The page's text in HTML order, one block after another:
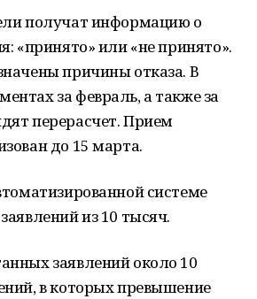
получат информацию о
«принято» или «не принято».
причины отказа. В
за февраль, а также за
перерасчет. Прием
до 15 марта.
системе
из 10 тысяч.
заявлений около 10
в которых превышение